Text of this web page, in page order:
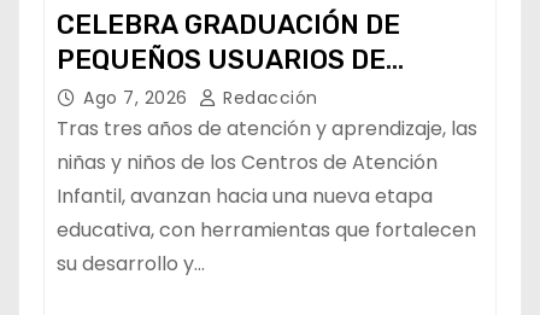
CELEBRA GRADUACIÓN DE
PEQUEÑOS USUARIOS DE
ESTANCIAS “CAPULLITOS 1 Y 2”
Ago 7, 2026 Redacción
Tras tres años de atención y aprendizaje, las
niñas y niños de los Centros de Atención
Infantil, avanzan hacia una nueva etapa
educativa, con herramientas que fortalecen
su desarrollo y…